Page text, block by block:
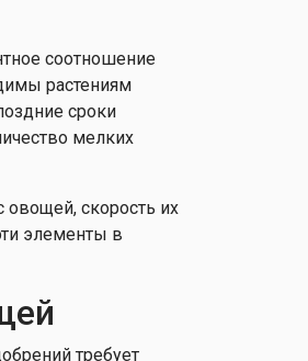
соотношение
растениям
сроки
мелких
овощей, скорость их
элементы в
требует